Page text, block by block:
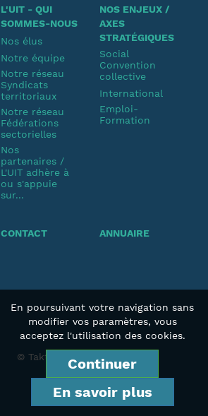
L'UIT - QUI
SOMMES-NOUS
Nos élus
Notre équipe
Notre réseau
Syndicats
territoriaux
Notre réseau
Fédérations
sectorielles
Nos
partenaires /
L'UIT adhère à
ou s'appuie
sur...
NOS ENJEUX /
AXES
STRATÉGIQUES
Social
Convention
collective
International
Emploi-
Formation
CONTACT ANNUAIRE
© Taktik 2019
En poursuivant votre navigation sans
modifier vos paramètres, vous
acceptez l'utilisation des cookies.
Continuer
En savoir plus